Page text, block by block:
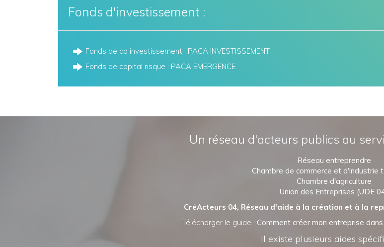
Fonds d'investissement :
Fonds de co investissement : PACA INVESTISSEMENT
Fonds de capital risque : PACA EMERGENCE
Un réseau d'acteurs publics au
Réseau entreprendre
Chambre de commerce et d'industrie
Chambre d'agriculture
Union des Entreprises (UDE
CréActeurs 04, Réseau d'aide à la création et à la
Télécharger le guide : Comment créer mon entreprise
Il existe plusieurs aides